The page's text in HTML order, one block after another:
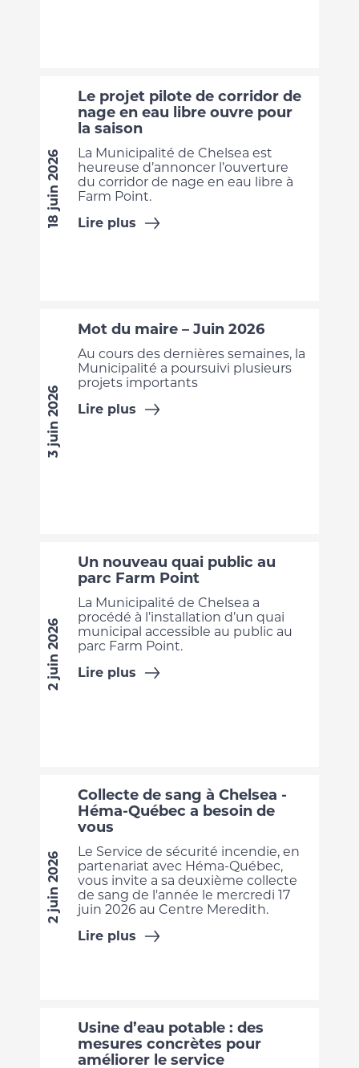
Le projet pilote de corridor de
nage en eau libre ouvre pour
la saison
La Municipalité de Chelsea est
heureuse d’annoncer l’ouverture
du corridor de nage en eau libre à
Farm Point.
Lire plus
18 juin 2026
Mot du maire – Juin 2026
Au cours des dernières semaines, la
Municipalité a poursuivi plusieurs
projets importants
Lire plus
3 juin 2026
Un nouveau quai public au
parc Farm Point
La Municipalité de Chelsea a
procédé à l’installation d’un quai
municipal accessible au public au
parc Farm Point.
Lire plus
2 juin 2026
Collecte de sang à Chelsea -
Héma-Québec a besoin de
vous
Le Service de sécurité incendie, en
partenariat avec Héma-Québec,
vous invite a sa deuxième collecte
de sang de l'année le mercredi 17
juin 2026 au Centre Meredith.
Lire plus
2 juin 2026
Usine d’eau potable : des
mesures concrètes pour
améliorer le service